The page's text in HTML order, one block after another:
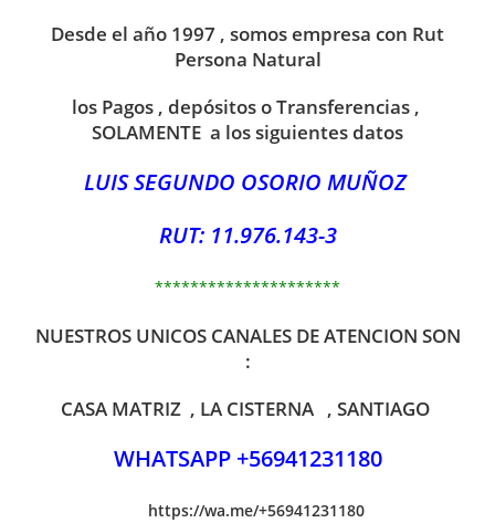
Desde el año 1997 , somos empresa con Rut
Persona Natural
los Pagos , depósitos o Transferencias ,
SOLAMENTE a los siguientes datos
LUIS SEGUNDO OSORIO MUÑOZ
RUT: 11.976.143-3
*********************
NUESTROS UNICOS CANALES DE ATENCION SON
:
CASA MATRIZ , LA CISTERNA , SANTIAGO
WHATSAPP +56941231180
https://wa.me/+56941231180